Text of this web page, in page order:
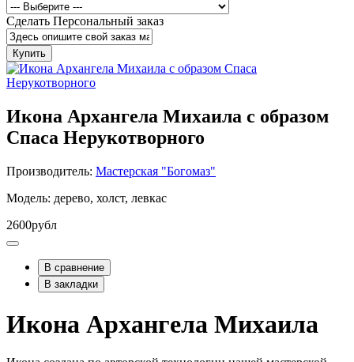
Сделать Персональный заказ
Купить
Икона Архангела Михаила с образом
Спаса Нерукотворного
Производитель: Мастерская "Богомаз"
Модель: дерево, холст, левкас
2600рубл
В сравнение
В закладки
Икона Архангела Михаила